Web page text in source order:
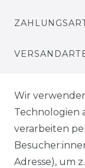
WARENKORB
ZUR KASSE
Wir
Technologien
verarbeiten
Adresse), um